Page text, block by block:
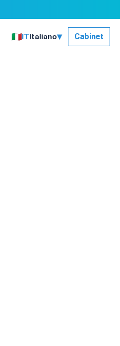
🇮🇹ITItaliano▾ Cabinet